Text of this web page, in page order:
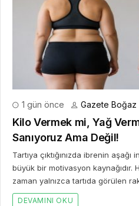
1 gün önce Gazete Boğaz
Kilo Vermek mi, Yağ
Sanıyoruz Ama Değil!
Tartıya çıktığınızda ibrenin
büyük bir motivasyon
zaman yalnızca tartıda görülen
DEVAMINI OKU